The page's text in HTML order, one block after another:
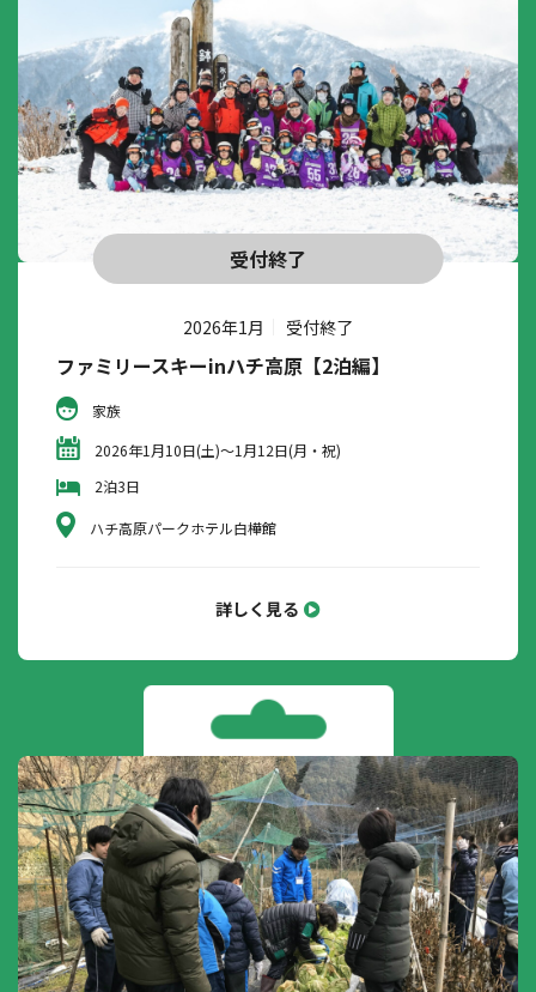
受付終了
2026年1月 受付終了
ファミリースキーinハチ高原【2泊編】
家族
2026年1月10日(土)～1月12日(月・祝)
2泊3日
ハチ高原パークホテル白樺館
詳しく見る